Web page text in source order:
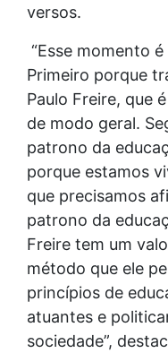
versos.
“Esse momento
Primeiro porque
Paulo Freire, que
de modo geral.
patrono da
porque estamos
que precisamos
patrono da
Freire tem um
método que ele
princípios de
atuantes e
sociedade”,